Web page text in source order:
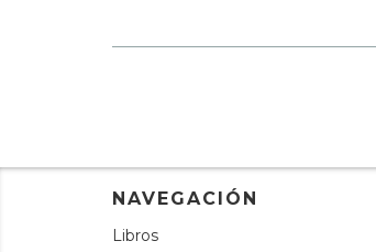
NAVEGACIÓN
Libros